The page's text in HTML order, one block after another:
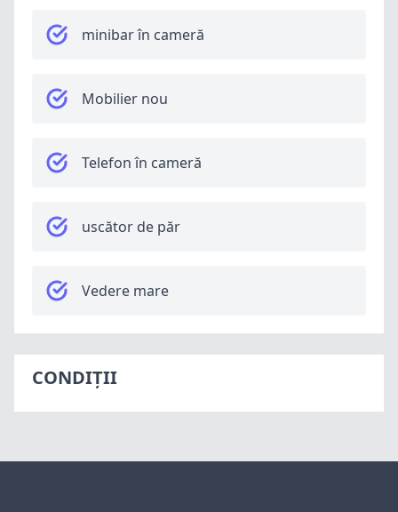
minibar în cameră
Mobilier nou
Telefon în cameră
uscător de păr
Vedere mare
CONDIȚII